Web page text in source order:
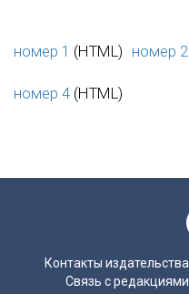
номер 1 (HTML) номер 2
номер 4 (HTML)
Контакты издательства
Связь с редакциями